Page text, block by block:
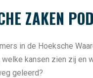
ZAKEN
in de Hoeksche
kansen zien zij en
geleerd?